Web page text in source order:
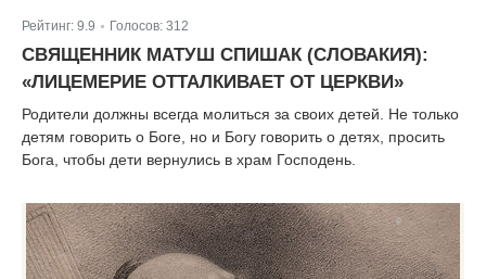
Рейтинг: 9.9 Голосов: 312
СВЯЩЕННИК МАТУШ СПИШАК (СЛОВАКИЯ):
«ЛИЦЕМЕРИЕ ОТТАЛКИВАЕТ ОТ ЦЕРКВИ»
Родители должны всегда молиться за своих детей. Не только
детям говорить о Боге, но и Богу говорить о детях, просить
Бога, чтобы дети вернулись в храм Господень.